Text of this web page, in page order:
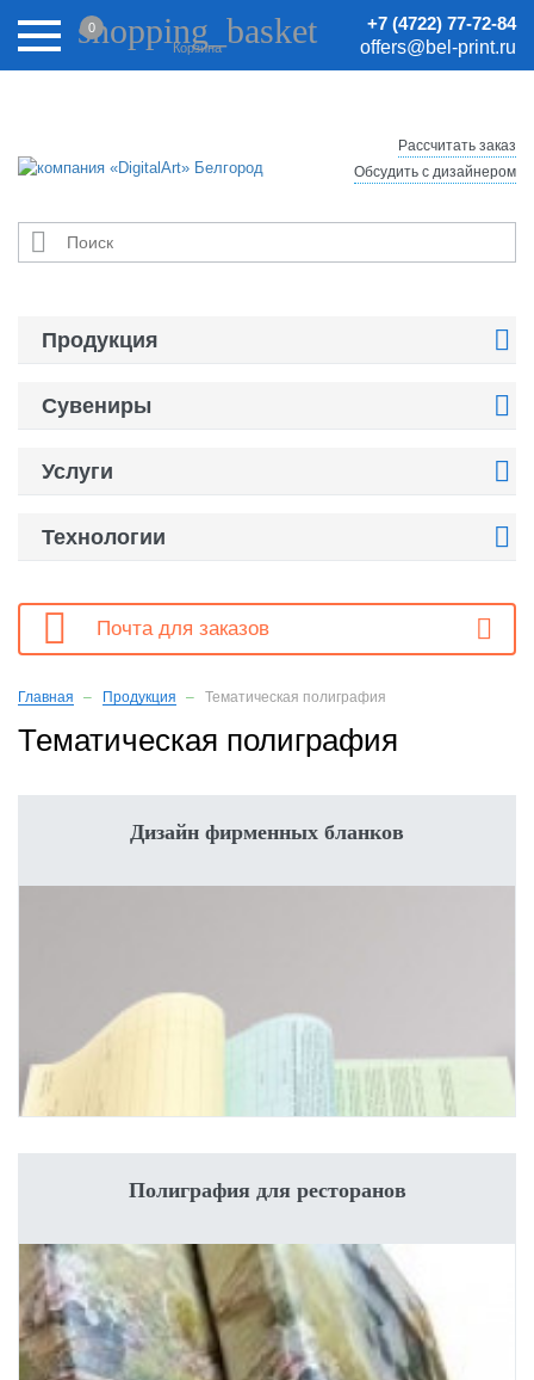
Внимание! Цены на сайте могут быть неактуальными.
Актуальные цены уточняйте у менеджеров.
+7 (4722) 77-72-84
offers@bel-print.ru
shopping_basket
Корзина
0

Рассчитать заказ
Обсудить с дизайнером
Продукция 
Сувениры 
Услуги 
Технологии 
 Почта для заказов
Главная Продукция Тематическая полиграфия
Тематическая полиграфия
Дизайн фирменных бланков
Полиграфия для ресторанов